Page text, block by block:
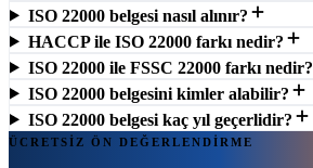
ISO 22000 belgesi nasıl alınır?
HACCP ile ISO 22000 farkı nedir?
ISO 22000 ile FSSC 22000 farkı nedir?
ISO 22000 belgesini kimler alabilir?
ISO 22000 belgesi kaç yıl geçerlidir?
ÜCRETSİZ ÖN DEĞERLENDİRME